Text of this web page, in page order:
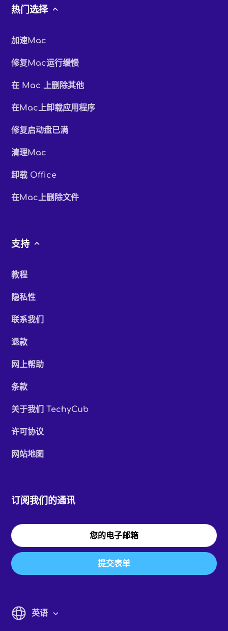
热门选择
加速Mac
修复Mac运行缓慢
在 Mac 上删除其他
在Mac上卸载应用程序
修复启动盘已满
清理Mac
卸载 Office
在Mac上删除文件
支持
教程
隐私性
联系我们
退款
网上帮助
条款
关于我们 TechyCub
许可协议
网站地图
订阅我们的通讯
提交表单
英语